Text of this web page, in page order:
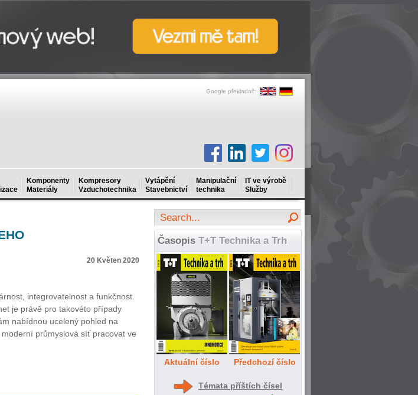
Google překladač:
Komponenty
Materiály
Kompresory
Vzduchotechnika
Vytápění
Stavebnictví
Manipulační
technika
IT ve výrobě
Služby
20 Květen 2020
integrovatelnost a funkčnost.
je právě pro takovéto případy
nabídnou ucelený pohled na
průmyslová síť pracovat ve
Časopis T+T Technika a Trh
Aktuální číslo Předchozí číslo
Témata příštích čísel